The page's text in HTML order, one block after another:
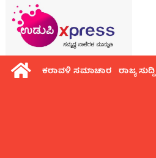
ಕರಾವಳಿ ಸಮಾಚಾರ ರಾಜ್ಯ ಸುದ್ದಿ